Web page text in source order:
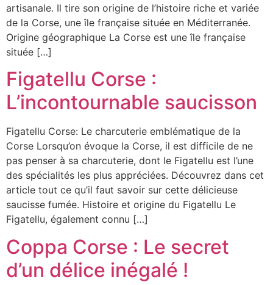
artisanale. Il tire son origine de l’histoire riche et variée
de la Corse, une île française située en Méditerranée.
Origine géographique La Corse est une île française
située […]
Figatellu Corse :
L’incontournable saucisson
Figatellu Corse: Le charcuterie emblématique de la
Corse Lorsqu’on évoque la Corse, il est difficile de ne
pas penser à sa charcuterie, dont le Figatellu est l’une
des spécialités les plus appréciées. Découvrez dans cet
article tout ce qu’il faut savoir sur cette délicieuse
saucisse fumée. Histoire et origine du Figatellu Le
Figatellu, également connu […]
Coppa Corse : Le secret
d’un délice inégalé !